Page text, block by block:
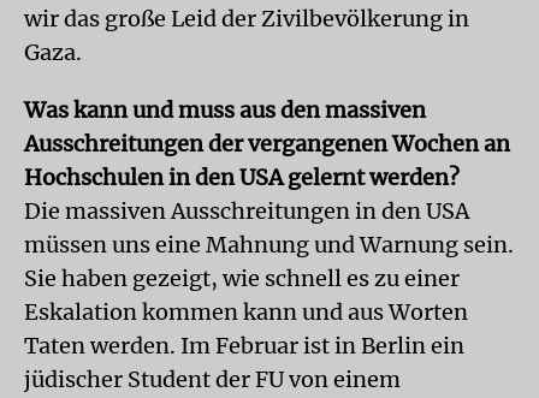
wir das große Leid der Zivilbevölkerung in
Gaza.
Was kann und muss aus den massiven
Ausschreitungen der vergangenen Wochen an
Hochschulen in den USA gelernt werden?
Die massiven Ausschreitungen in den USA
müssen uns eine Mahnung und Warnung sein.
Sie haben gezeigt, wie schnell es zu einer
Eskalation kommen kann und aus Worten
Taten werden. Im Februar ist in Berlin ein
jüdischer Student der FU von einem